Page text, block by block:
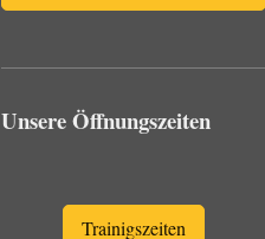
Unsere Öffnungszeiten
Trainigszeiten